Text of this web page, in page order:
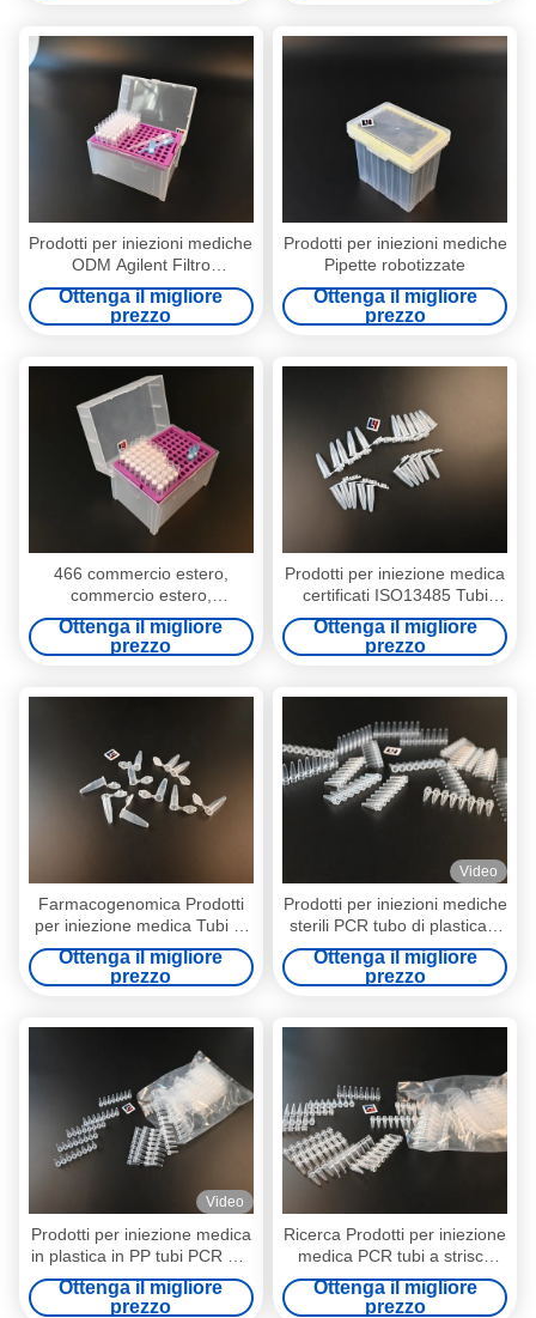
Prodotti per iniezioni mediche
ODM Agilent Filtro
automatizzato a scaffale
Ottenga il migliore
prezzo
Prodotti per iniezioni mediche
Pipette robotizzate
Ottenga il migliore
prezzo
466 commercio estero,
commercio estero,
commercio estero,
commercio estero
Ottenga il migliore
prezzo
Prodotti per iniezione medica
certificati ISO13485 Tubi
QPCR
Ottenga il migliore
prezzo
Farmacogenomica Prodotti
per iniezione medica Tubi di
reazione PCR
Ottenga il migliore
prezzo
Video
Prodotti per iniezioni mediche
sterili PCR tubo di plastica 8
strisce
Ottenga il migliore
prezzo
Video
Prodotti per iniezione medica
in plastica in PP tubi PCR 0,2
ml
Ottenga il migliore
prezzo
Ricerca Prodotti per iniezione
medica PCR tubi a strisce
OEM
Ottenga il migliore
prezzo